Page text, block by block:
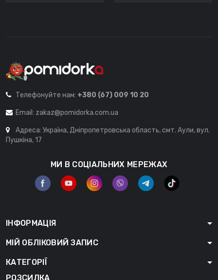
Телефонуйте нам: +380 (67) 009 10 20
Email: zakaz@pomidorka.com.ua
Адреса: Україна, Дніпропетровська область, смт. Аули, вул.
Пушкіна, 17
МИ В СОЦІАЛЬНИХ МЕРЕЖАХ
ІНФОРМАЦІЯ
МІЙ ОБЛІКОВИЙ ЗАПИС
КАТЕГОРІЇ
РОЗСИЛКА